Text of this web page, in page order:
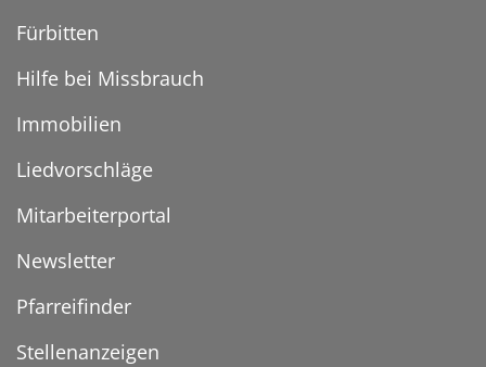
Fürbitten
Hilfe bei Missbrauch
Immobilien
Liedvorschläge
Mitarbeiterportal
Newsletter
Pfarreifinder
Stellenanzeigen